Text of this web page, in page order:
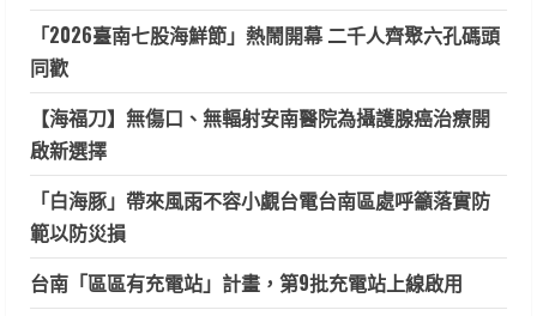
「2026臺南七股海鮮節」熱鬧開幕 二千人齊聚六孔碼頭
同歡
【海福刀】無傷口、無輻射安南醫院為攝護腺癌治療開
啟新選擇
「白海豚」帶來風雨不容小覷台電台南區處呼籲落實防
範以防災損
台南「區區有充電站」計畫，第9批充電站上線啟用